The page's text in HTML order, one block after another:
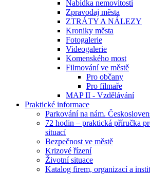
Nabídka nemovitostí
Zpravodaj města
ZTRÁTY A NÁLEZY
Kroniky města
Fotogalerie
Videogalerie
Komenského most
Filmování ve městě
Pro občany
Pro filmaře
MAP II - Vzdělávání
Praktické informace
Parkování na nám.
72 hodin – praktická příručka
situací
Bezpečnost ve městě
Krizové řízení
Životní situace
Katalog firem, organizací a